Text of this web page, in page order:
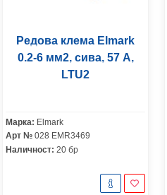
Редова клема Elmark
0.2-6 мм2, сива, 57 A,
LTU2
Марка: Elmark
Арт № 028 EMR3469
Наличност: 20 бр